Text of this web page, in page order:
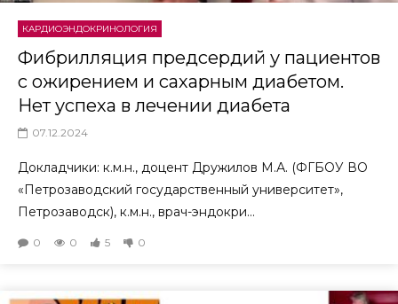
КАРДИОЭНДОКРИНОЛОГИЯ
Фибрилляция предсердий у пациентов
с ожирением и сахарным диабетом.
Нет успеха в лечении диабета
07.12.2024
Докладчики: к.м.н., доцент Дружилов М.А. (ФГБОУ ВО
«Петрозаводский государственный университет»,
Петрозаводск), к.м.н., врач-эндокри...
0 0 5 0